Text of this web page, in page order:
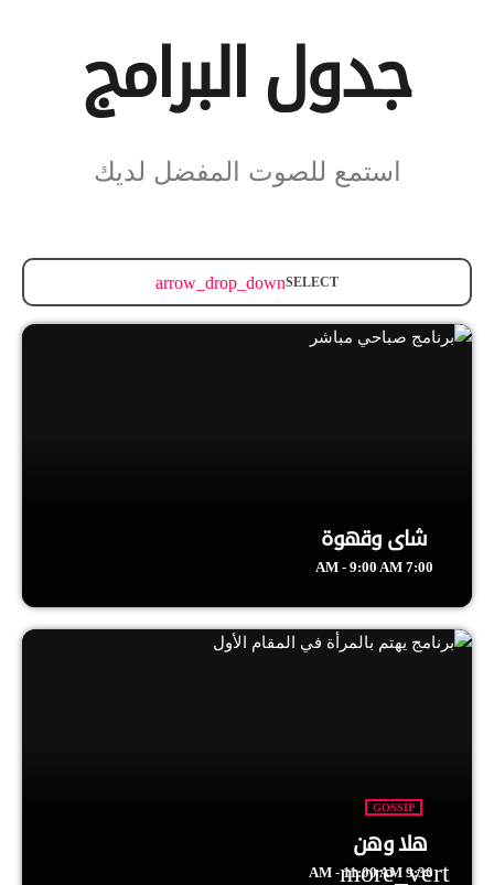
جدول البرامج
استمع للصوت المفضل لديك
SELECT
arrow_drop_down
شاي وقهوة
7:00 AM - 9:00 AM
GOSSIP
هلا وهن
9:30 AM - 11:00 AM
more_vert